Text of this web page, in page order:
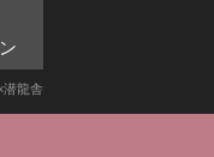
龍舎